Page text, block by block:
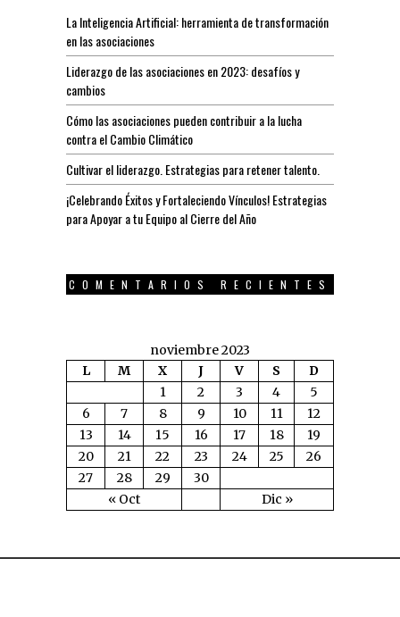
La Inteligencia Artificial: herramienta de transformación
en las asociaciones
Liderazgo de las asociaciones en 2023: desafíos y
cambios
Cómo las asociaciones pueden contribuir a la lucha
contra el Cambio Climático
Cultivar el liderazgo. Estrategias para retener talento.
¡Celebrando Éxitos y Fortaleciendo Vínculos! Estrategias
para Apoyar a tu Equipo al Cierre del Año
COMENTARIOS RECIENTES
noviembre 2023
L
M X J V S D
« Oct Dic »
1 2 3 4
5
6
7 8 9 10 11
12
13
14 15 16 17 18
19
20
21 22 23 24 25
26
27
28 29 30